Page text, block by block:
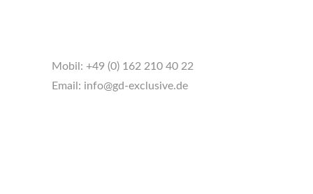
Mobil: +49 (0) 162 210 40 22
Email: info@gd-exclusive.de